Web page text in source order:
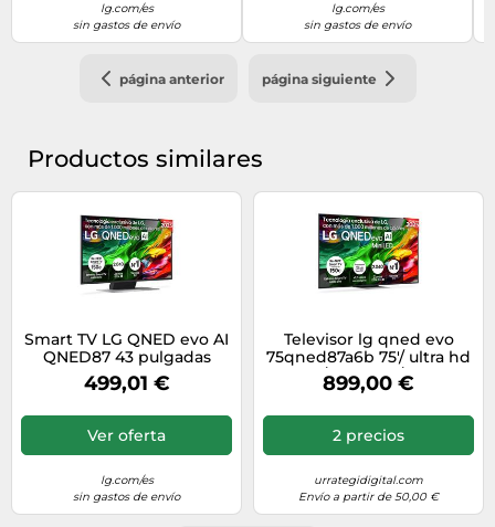
lg.com/es
sin gastos de envío
lg.com/es
sin gastos de envío
página anterior página siguiente
Productos similares
Smart TV LG QNED evo AI
QNED87 43 pulgadas
MiniLED 4K 2025 -
43QNED87A6D
499,01 €
Ver oferta
lg.com/es
sin gastos de envío
Televisor lg qned evo
75qned87a6b 75'/ ultra hd
4k/ smart tv/ wifi
899,00 €
2 precios
urrategidigital.com
Envío a partir de 50,00 €